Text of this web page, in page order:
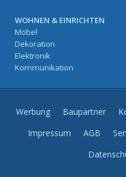
WOHNEN & EINRICHTEN
Möbel
Dekoration
Elektronik
Kommunikation
Werbung Baupartner
Impressum
AGB